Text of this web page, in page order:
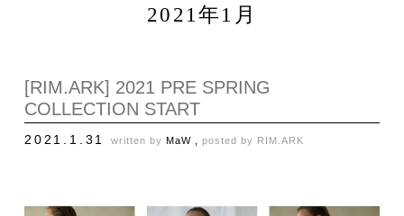
2021年1月
[RIM.ARK] 2021 PRE SPRING
COLLECTION START
2021.1.31 written by MaW , posted by RIM.ARK